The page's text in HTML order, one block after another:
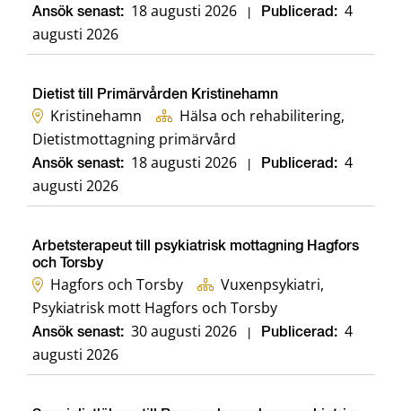
Ansök senast: 18 augusti 2026 Publicerad: 4
augusti 2026
Dietist till Primärvården Kristinehamn
Kristinehamn
Hälsa och rehabilitering,
Dietistmottagning primärvård
Ansök senast: 18 augusti 2026 Publicerad: 4
augusti 2026
Arbetsterapeut till psykiatrisk mottagning Hagfors
och Torsby
Hagfors och Torsby
Vuxenpsykiatri,
Psykiatrisk mott Hagfors och Torsby
Ansök senast: 30 augusti 2026 Publicerad: 4
augusti 2026